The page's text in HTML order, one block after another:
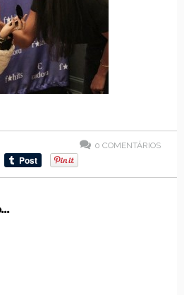
0 COMENTÁRIOS